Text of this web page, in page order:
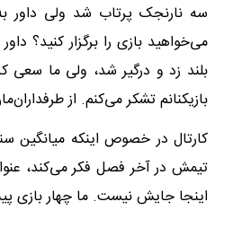
سه نارنجک پرتاب شد ولی داور
می‌خواهید بازی را برگزار کنید؟
بلند زد و درگیر شد، ولی ما سعی
بازیکنانم تشکر می‌کنم. از
کارتال در خصوص اینکه میانگین
تیمش در آخر فصل فکر می‌کند،
اینجا جایش نیست. ما چهار بازی